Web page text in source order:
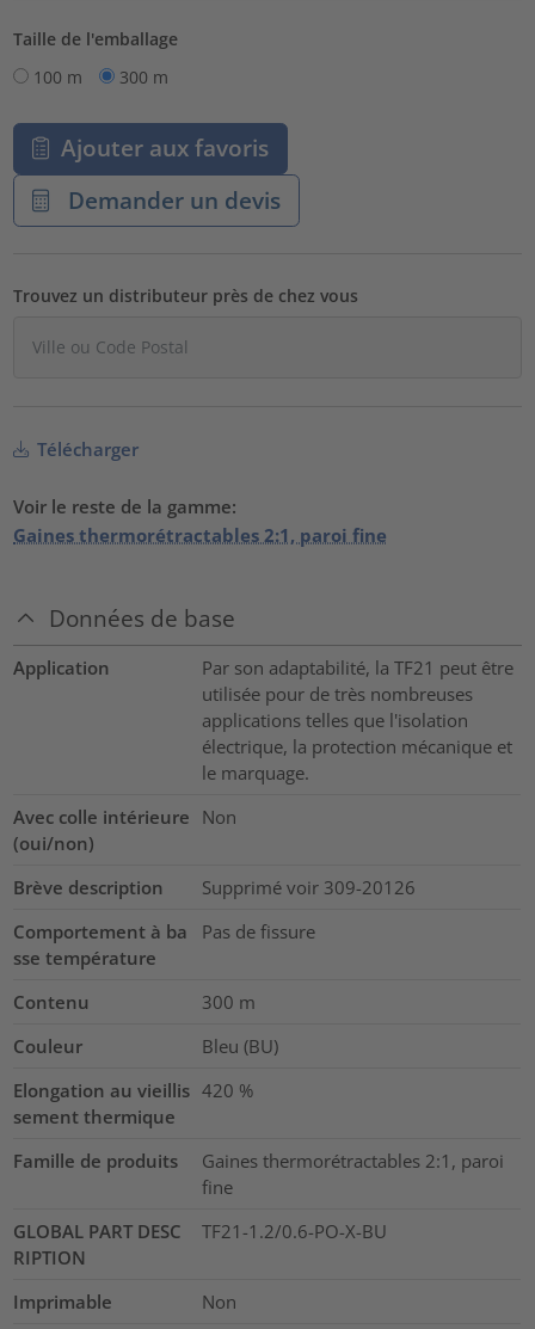
Taille de l'emballage
100 m
300 m
Ajouter aux favoris
Demander un devis
Trouvez un distributeur près de chez vous
Télécharger
Voir le reste de la gamme:
Gaines thermorétractables 2:1, paroi fine
Données de base
Application
Par son adaptabilité, la TF21 peut être
utilisée pour de très nombreuses
applications telles que l'isolation
électrique, la protection mécanique et
le marquage.
Avec colle intérieure
(oui/non)
Non
Brève description
Supprimé voir 309-20126
Comportement à ba
sse température
Pas de fissure
Contenu 300 m
Couleur
Bleu (BU)
Elongation au vieillis
sement thermique
420 %
Famille de produits
Gaines thermorétractables 2:1, paroi
fine
GLOBAL PART DESC
RIPTION
TF21-1.2/0.6-PO-X-BU
Imprimable Non